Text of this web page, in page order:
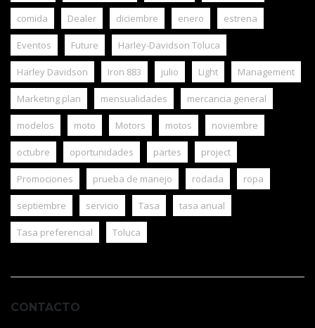
comida Dealer diciembre enero estrena
Eventos Future Harley-Davidson Toluca
Harley Davidson Iron 883 julio Light Management
Marketing plan mensualidades mercancia general
modelos moto Motors motos noviembre
octubre oportunidades partes project
Promociones prueba de manejo rodada ropa
septiembre servicio Tasa tasa anual
Tasa preferencial Toluca
CONTACTO